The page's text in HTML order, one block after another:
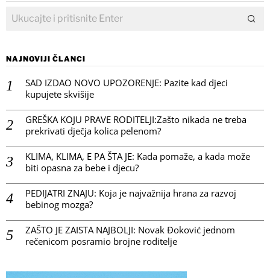
NAJNOVIJI ČLANCI
SAD IZDAO NOVO UPOZORENJE: Pazite kad djeci
kupujete skvišije
GREŠKA KOJU PRAVE RODITELJI:Zašto nikada ne treba
prekrivati dječja kolica pelenom?
KLIMA, KLIMA, E PA ŠTA JE: Kada pomaže, a kada može
biti opasna za bebe i djecu?
PEDIJATRI ZNAJU: Koja je najvažnija hrana za razvoj
bebinog mozga?
ZAŠTO JE ZAISTA NAJBOLJI: Novak Đoković jednom
rečenicom posramio brojne roditelje